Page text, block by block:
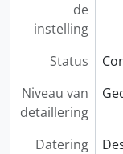
de
instelling
Status
Niveau van
detaillering
Datering